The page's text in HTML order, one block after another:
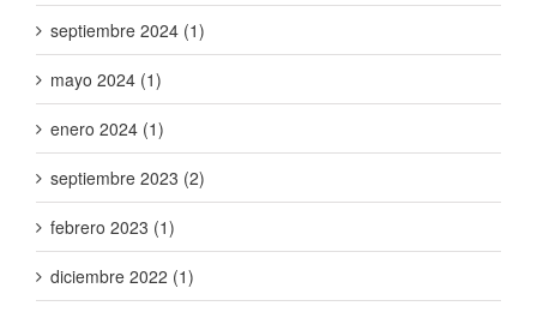
septiembre 2024 (1)
mayo 2024 (1)
enero 2024 (1)
septiembre 2023 (2)
febrero 2023 (1)
diciembre 2022 (1)